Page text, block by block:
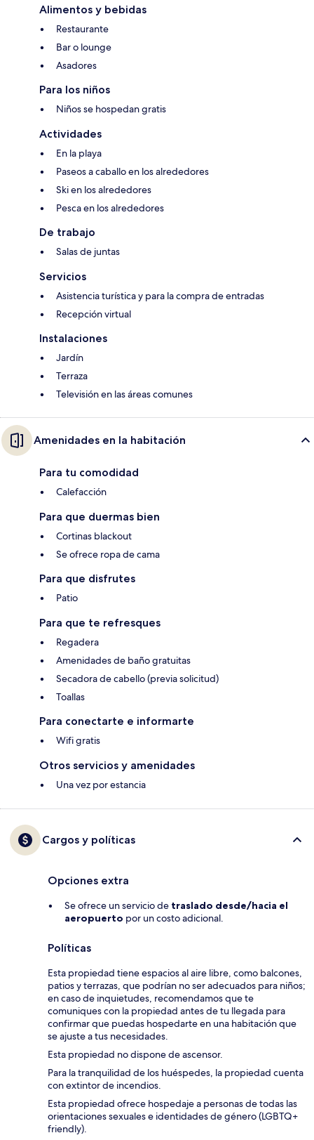
Alimentos y bebidas
Restaurante
Bar o lounge
Asadores
Para los niños
Niños se hospedan gratis
Actividades
En la playa
Paseos a caballo en los alrededores
Ski en los alrededores
Pesca en los alrededores
De trabajo
Salas de juntas
Servicios
Asistencia turística y para la compra de entradas
Recepción virtual
Instalaciones
Jardín
Terraza
Televisión en las áreas comunes
Amenidades en la habitación
Para tu comodidad
Calefacción
Para que duermas bien
Cortinas blackout
Se ofrece ropa de cama
Para que disfrutes
Patio
Para que te refresques
Regadera
Amenidades de baño gratuitas
Secadora de cabello (previa solicitud)
Toallas
Para conectarte e informarte
Wifi gratis
Otros servicios y amenidades
Una vez por estancia
Cargos y políticas
Opciones extra
Se ofrece un servicio de traslado desde/hacia el
aeropuerto por un costo adicional.
Políticas
Esta propiedad tiene espacios al aire libre, como balcones,
patios y terrazas, que podrían no ser adecuados para niños;
en caso de inquietudes, recomendamos que te
comuniques con la propiedad antes de tu llegada para
confirmar que puedas hospedarte en una habitación que
se ajuste a tus necesidades.
Esta propiedad no dispone de ascensor.
Para la tranquilidad de los huéspedes, la propiedad cuenta
con extintor de incendios.
Esta propiedad ofrece hospedaje a personas de todas las
orientaciones sexuales e identidades de género (LGBTQ+
friendly).